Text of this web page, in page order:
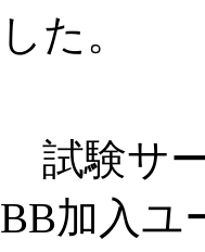
した。
試験サ
BB加入ユ